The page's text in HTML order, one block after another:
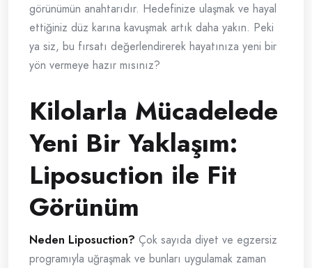
görünümün anahtarıdır. Hedefinize ulaşmak ve hayal
ettiğiniz düz karına kavuşmak artık daha yakın. Peki
ya siz, bu fırsatı değerlendirerek hayatınıza yeni bir
yön vermeye hazır mısınız?
Kilolarla Mücadelede
Yeni Bir Yaklaşım:
Liposuction ile Fit
Görünüm
Neden Liposuction? Çok sayıda diyet ve egzersiz
programıyla uğraşmak ve bunları uygulamak zaman